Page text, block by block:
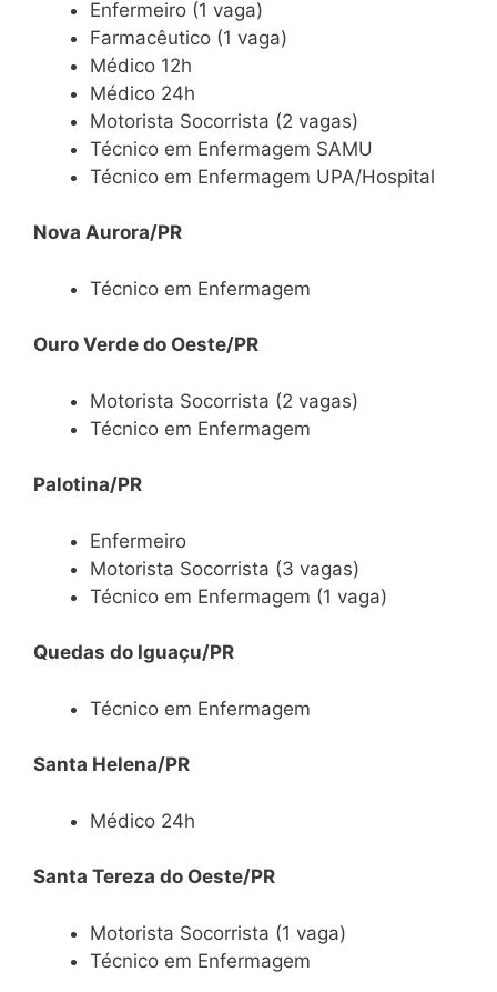
Enfermeiro (1 vaga)
Farmacêutico (1 vaga)
Médico 12h
Médico 24h
Motorista Socorrista (2 vagas)
Técnico em Enfermagem SAMU
Técnico em Enfermagem UPA/Hospital
Nova Aurora/PR
Técnico em Enfermagem
Ouro Verde do Oeste/PR
Motorista Socorrista (2 vagas)
Técnico em Enfermagem
Palotina/PR
Enfermeiro
Motorista Socorrista (3 vagas)
Técnico em Enfermagem (1 vaga)
Quedas do Iguaçu/PR
Técnico em Enfermagem
Santa Helena/PR
Médico 24h
Santa Tereza do Oeste/PR
Motorista Socorrista (1 vaga)
Técnico em Enfermagem